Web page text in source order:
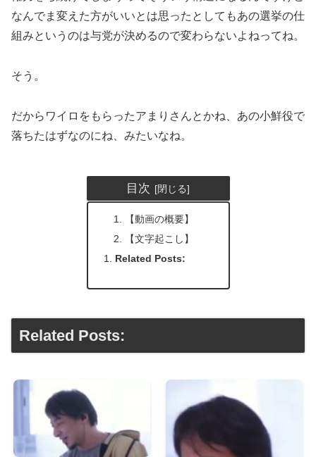
なんでま変えた方がいいとは思ったとしてもあの選挙の仕
組みというのは与党が決めるので変わらないよねってね。
そう。
だからワイロをもらったアまりさんとかね、あの小鮮役で
落ちたはずなのにね、みたいなね。
目次
【動画の概要】
【文字起こし】
Related Posts:
Related Posts: